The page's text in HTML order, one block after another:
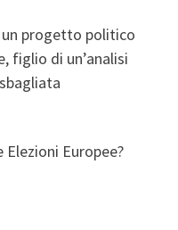
un progetto politico
figlio di un’analisi
Elezioni Europee?